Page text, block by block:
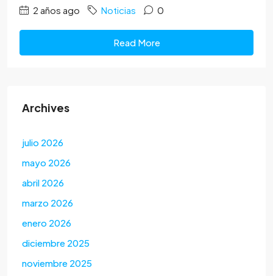
2 años ago Noticias 0
Read More
Archives
julio 2026
mayo 2026
abril 2026
marzo 2026
enero 2026
diciembre 2025
noviembre 2025